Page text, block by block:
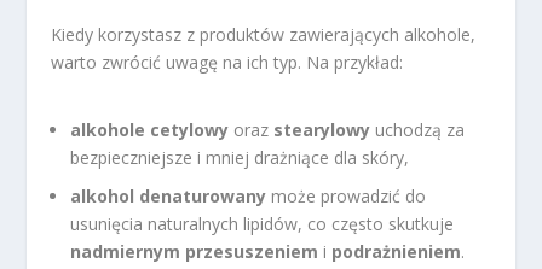
Kiedy korzystasz z produktów zawierających alkohole,
warto zwrócić uwagę na ich typ. Na przykład:
alkohole cetylowy oraz stearylowy uchodzą za
bezpieczniejsze i mniej drażniące dla skóry,
alkohol denaturowany może prowadzić do
usunięcia naturalnych lipidów, co często skutkuje
nadmiernym przesuszeniem i podrażnieniem.